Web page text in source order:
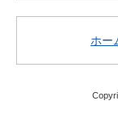
著作権・免責事
アクセシビリティ
ホー